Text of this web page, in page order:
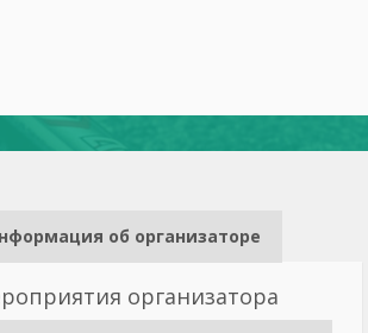
об организаторе
организатора